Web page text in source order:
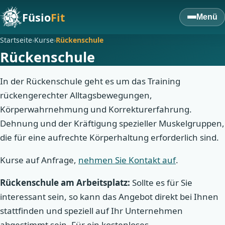
FüsioFit Menü
Startseite›Kurse›Rückenschule
Rückenschule
In der Rückenschule geht es um das Training
rückengerechter Alltagsbewegungen,
Körperwahrnehmung und Korrekturerfahrung.
Dehnung und der Kräftigung spezieller Muskelgruppen,
die für eine aufrechte Körperhaltung erforderlich sind.
Kurse auf Anfrage, nehmen Sie Kontakt auf.
Rückenschule am Arbeitsplatz: Sollte es für Sie
interessant sein, so kann das Angebot direkt bei Ihnen
stattfinden und speziell auf Ihr Unternehmen